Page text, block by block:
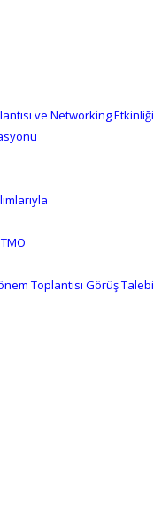
ve Networking Etkinliği
Toplantısı Görüş Talebi